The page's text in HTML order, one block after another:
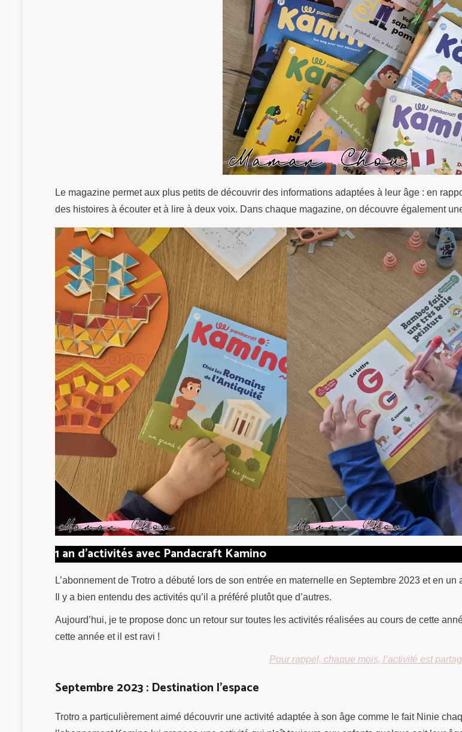
Le magazine permet aux plus petits de découvrir des informations adaptées à leur âge : en
des histoires à écouter et à lire à deux voix. Dans chaque magazine, on découvre également
1 an d’activités avec Pandacraft Kamino
L’abonnement de Trotro a débuté lors de son entrée en maternelle en Septembre 2023 et en
Il y a bien entendu des activités qu’il a préféré plutôt que d’autres.
Aujourd’hui, je te propose donc un retour sur toutes les activités réalisées au cours de cette
cette année et il est ravi !
Pour rappel, chaque mois, l’activité est
Septembre 2023 : Destination l’espace
Trotro a particulièrement aimé découvrir une activité adaptée à son âge comme le fait Ninie